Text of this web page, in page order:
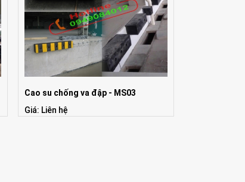
Cao su chống va đập - MS03
Giá: Liên hệ